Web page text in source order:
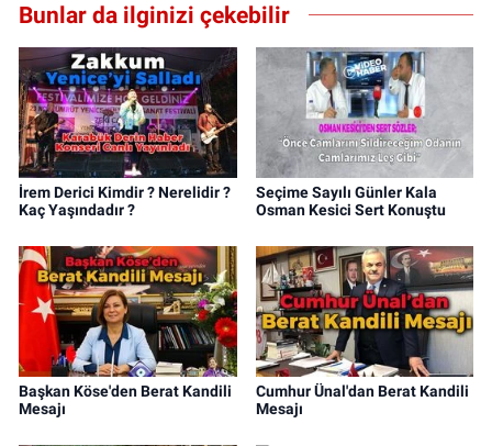
Bunlar da ilginizi çekebilir
İrem Derici Kimdir ? Nerelidir ?
Kaç Yaşındadır ?
Seçime Sayılı Günler Kala
Osman Kesici Sert Konuştu
Başkan Köse'den Berat Kandili
Mesajı
Cumhur Ünal'dan Berat Kandili
Mesajı